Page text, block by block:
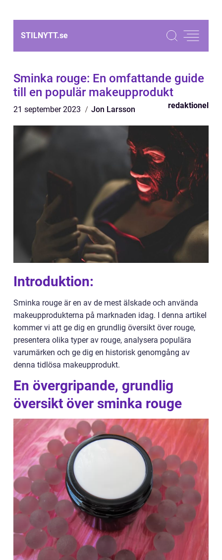
STILNYTT.se
Sminka rouge: En omfattande guide
till en populär makeupprodukt
21 september 2023 Jon Larsson redaktionel
Introduktion:
Sminka rouge är en av de mest älskade och använda
makeupprodukterna på marknaden idag. I denna artikel
kommer vi att ge dig en grundlig översikt över rouge,
presentera olika typer av rouge, analysera populära
varumärken och ge dig en historisk genomgång av
denna tidlösa makeupprodukt.
En övergripande, grundlig
översikt över sminka rouge